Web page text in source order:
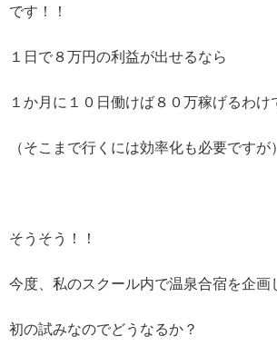
です！！
１日で８万円の利益が出せるなら
１か月に１０日働けば８０万稼げるわけ
（そこまで行くには効率化も必要ですが）
そうそう！！
今度、私のスクール内で温泉合宿を企画
初の試みなのでどうなるか？